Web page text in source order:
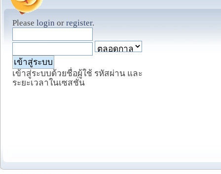
Please login or register.
เข้าสู่ระบบด้วยชื่อผู้ใช้ รหัสผ่าน และ
ระยะเวลาในเซสชั่น